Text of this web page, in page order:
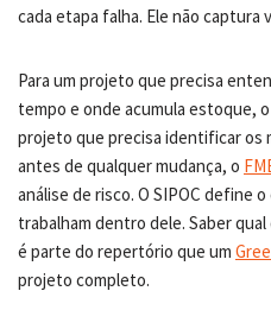
cada etapa falha. Ele não captura
Para um projeto que precisa
tempo e onde acumula estoque,
projeto que precisa identificar os
antes de qualquer mudança, o
análise de risco. O SIPOC define
trabalham dentro dele. Saber
é parte do repertório que um
projeto completo.